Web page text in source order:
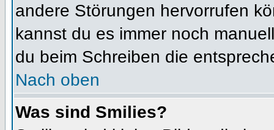
andere Störungen hervorrufen
kannst du es immer noch
du beim Schreiben die
Nach oben
Was sind Smilies?